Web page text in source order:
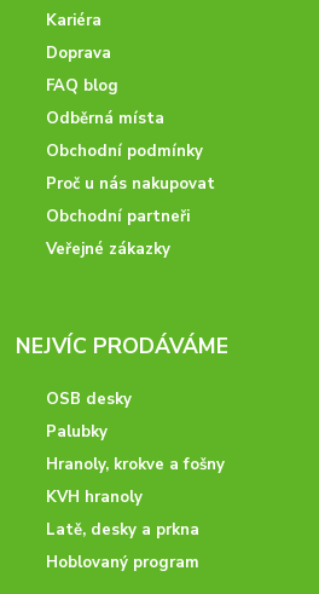
Kariéra
Doprava
FAQ blog
Odběrná místa
Obchodní podmínky
Proč u nás nakupovat
Obchodní partneři
Veřejné zákazky
NEJVÍC PRODÁVÁME
OSB desky
Palubky
Hranoly, krokve a fošny
KVH hranoly
Latě, desky a prkna
Hoblovaný program